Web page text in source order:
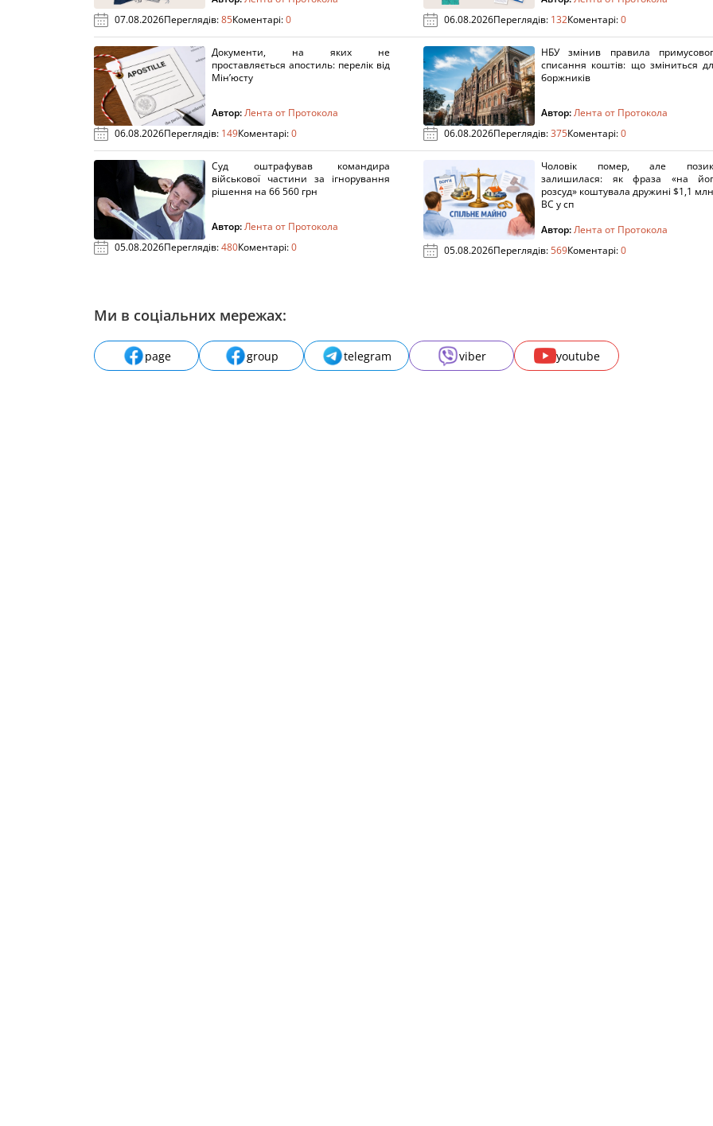
07.08.2026Переглядів:85Коментарі:0
06.08.2026Переглядів: 132Коментарі:0
Документи, на яких не
проставляється апостиль: перелік від
Мін’юсту
Автор:Лента от Протокола
06.08.2026Переглядів: 149Коментарі:0
НБУ змінив правила
списання коштів: що зміниться
боржників
Автор:Лента от Протокола
06.08.2026Переглядів:375Коментарі:0
Суд оштрафував командира
військової частини за ігнорування
рішення на 66 560 грн
Автор:Лента от Протокола
05.08.2026Переглядів:480Коментарі:0
Чоловік помер, але
залишилася: як фраза «на
розсуд» коштувала дружині $1,1
ВС у сп
Автор:Лента от Протокола
05.08.2026Переглядів:569Коментарі:0
Ми в соціальних мережах:
page group telegram viber youtube